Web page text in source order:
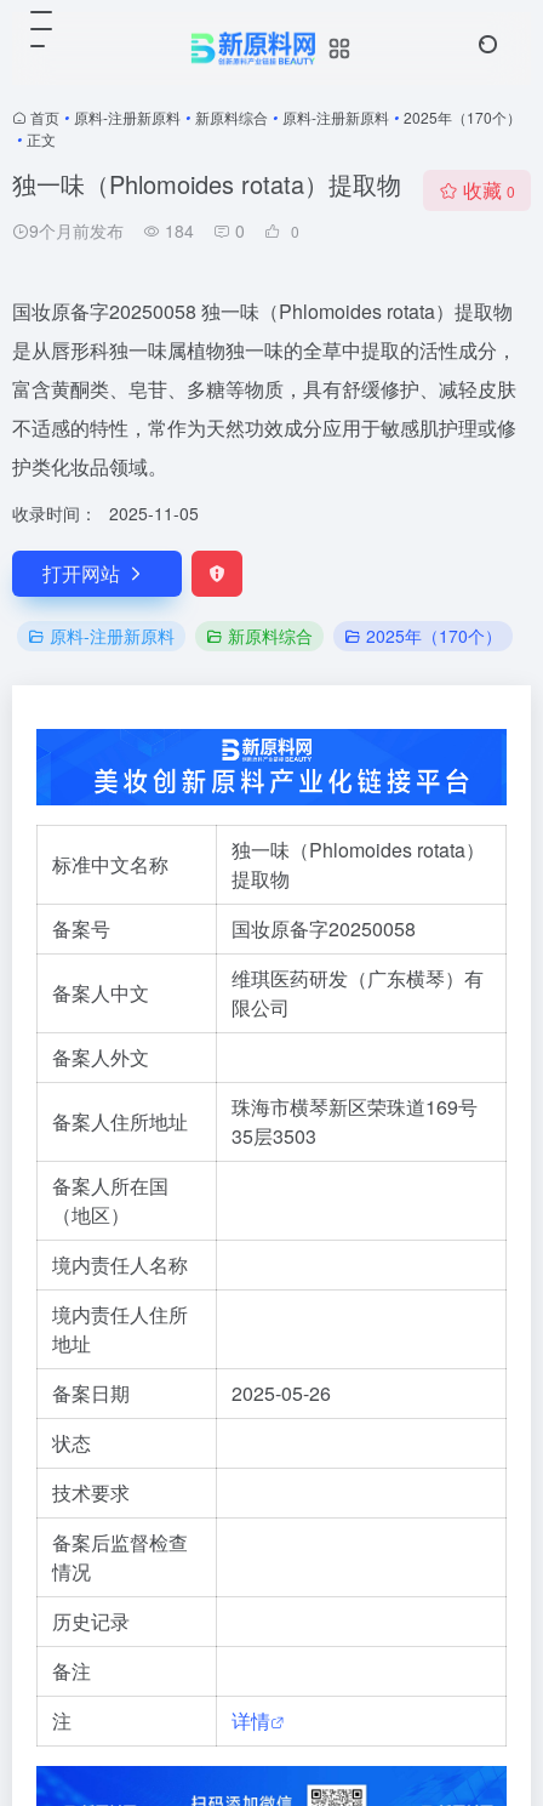
首页 • 原料-注册新原料 • 新原料综合 • 原料-注册新原料 • 2025年（170个）
• 正文
独一味（Phlomoides rotata）提取物
9个月前发布 184 0 0
收藏 0
国妆原备字20250058 独一味（Phlomoides rotata）提取物
是从唇形科独一味属植物独一味的全草中提取的活性成分，
富含黄酮类、皂苷、多糖等物质，具有舒缓修护、减轻皮肤
不适感的特性，常作为天然功效成分应用于敏感肌护理或修
护类化妆品领域。
收录时间： 2025-11-05
打开网站
原料-注册新原料 新原料综合 2025年（170个）
标准中文名称
独一味（Phlomoides rotata）
提取物
备案号
国妆原备字20250058
备案人中文
维琪医药研发（广东横琴）有
限公司
备案人外文
备案人住所地址
珠海市横琴新区荣珠道169号
35层3503
备案人所在国
（地区）
境内责任人名称
境内责任人住所
地址
备案日期
2025-05-26
状态
技术要求
备案后监督检查
情况
历史记录
备注
注
详情